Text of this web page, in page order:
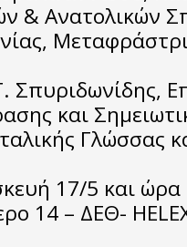
& Ανατολικών
Σπυριδωνίδης,
και
Γλώσσας
17/5 και
14 – ΔΕΘ-